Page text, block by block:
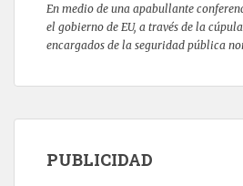
En medio de una apabullante
el gobierno de EU, a través de la
encargados de la seguridad pública
PUBLICIDAD